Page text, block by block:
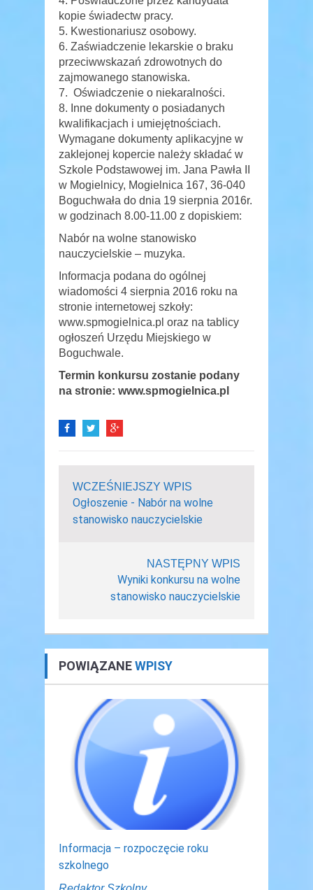
kopie świadectw pracy.
Kwestionariusz osobowy.
Zaświadczenie lekarskie o braku
przeciwwskazań zdrowotnych do
zajmowanego stanowiska.
Oświadczenie o niekaralności.
Inne dokumenty o posiadanych
kwalifikacjach i umiejętnościach.
Wymagane dokumenty aplikacyjne w
zaklejonej kopercie należy składać w
Szkole Podstawowej im. Jana Pawła II
w Mogielnicy, Mogielnica 167, 36-040
Boguchwała do dnia 19 sierpnia 2016r.
w godzinach 8.00-11.00 z dopiskiem:
Nabór na wolne stanowisko
nauczycielskie – muzyka.
Informacja podana do ogólnej
wiadomości 4 sierpnia 2016 roku na
stronie internetowej szkoły:
www.spmogielnica.pl oraz na tablicy
ogłoszeń Urzędu Miejskiego w
Boguchwale.
Termin konkursu zostanie podany
na stronie: www.spmogielnica.pl
WCZEŚNIEJSZY WPIS
Ogłoszenie - Nabór na wolne
stanowisko nauczycielskie
NASTĘPNY WPIS
Wyniki konkursu na wolne
stanowisko nauczycielskie
POWIĄZANEWPISY
Informacja – rozpoczęcie roku
szkolnego